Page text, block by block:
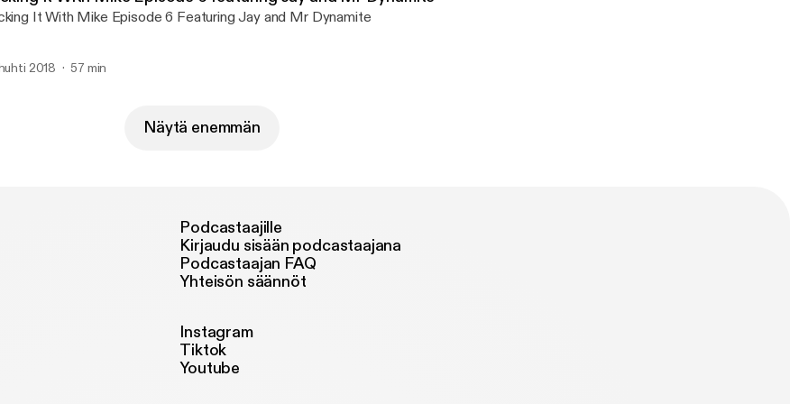
It With Mike Episode 6 Featuring Jay and Mr Dynamite
2018 57 min
Näytä enemmän
Podcastaajille
Kirjaudu sisään podcastaajana
Podcastaajan FAQ
Yhteisön säännöt
Instagram
Tiktok
Youtube